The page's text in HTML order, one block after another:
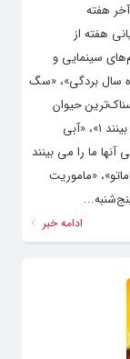
سینمایی آخر هفته
هفته از
سینمایی و
سال بردگی»، «سگ
حیوان
دنیا»، «موجود فضایی»، «خائن»، «وقتی آنها ما را می بینند ۱»، «آبی
آنها ما را می بینند
مختار»، «سفر بزرگ ۱»، «مگاماتو»، «ماموریت
ادامه خبر